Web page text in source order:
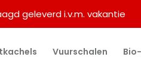
Vuurschalen
geleverd i.v.m. vakantie